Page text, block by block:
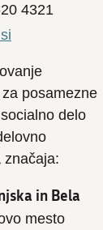
4321
posamezne
delo
značaja:
in Bela
mesto